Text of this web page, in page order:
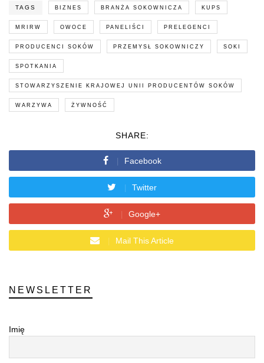
TAGS BIZNES BRANŻA SOKOWNICZA KUPS
MRIRW OWOCE PANELIŚCI PRELEGENCI
PRODUCENCI SOKÓW PRZEMYSŁ SOKOWNICZY SOKI
SPOTKANIA
STOWARZYSZENIE KRAJOWEJ UNII PRODUCENTÓW SOKÓW
WARZYWA ŻYWNOŚĆ
SHARE:
Facebook
Twitter
Google+
Mail This Article
NEWSLETTER
Imię